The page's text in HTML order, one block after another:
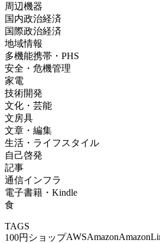
周辺機器
国内政治経済
国際政治経済
地域情報
多機能携帯・PHS
安全・危機管理
家電
技術開発
文化・芸能
文房具
文章・編集
生活・ライフスタイル
自己啓発
記事
通信インフラ
電子書籍・Kindle
食
TAGS
100円ショップAWSAmazon